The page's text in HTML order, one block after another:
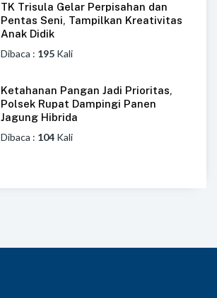
TK Trisula Gelar Perpisahan dan
Pentas Seni, Tampilkan Kreativitas
Anak Didik
Dibaca : 195 Kali
Ketahanan Pangan Jadi Prioritas,
Polsek Rupat Dampingi Panen
Jagung Hibrida
Dibaca : 104 Kali